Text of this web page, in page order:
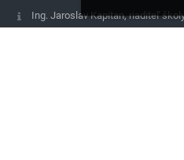
Ing. Jaroslav Kapitan, riaditeľ